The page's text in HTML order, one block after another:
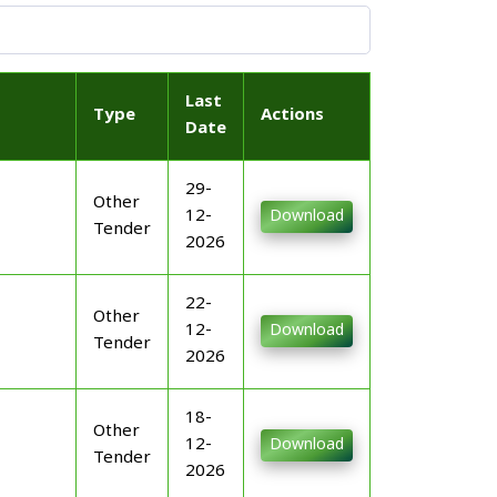
Type
Last
Date
Actions
Other
Tender
29-
12-
2026
Download
Other
Tender
22-
12-
2026
Download
Other
Tender
18-
12-
2026
Download